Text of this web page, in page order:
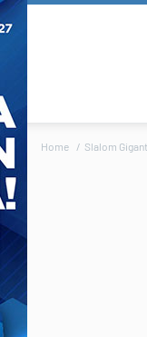
Home Slalom